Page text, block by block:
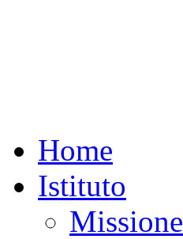
Home
Istituto
Missione